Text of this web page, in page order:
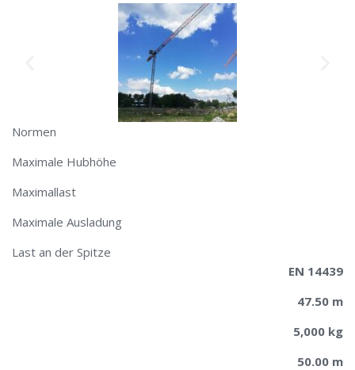
Normen
Maximale Hubhöhe
​Maximallast​
Maximale Ausladung
Last an der Spitze
EN 14439
47.50 m
5,000 kg
50.00 m